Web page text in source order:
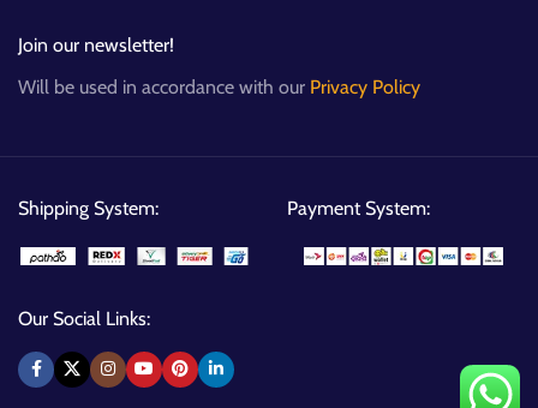
Join our newsletter!
Will be used in accordance with our Privacy Policy
Shipping System: Payment System:
Our Social Links: